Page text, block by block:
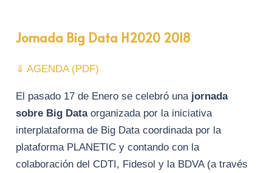
Jornada Big Data H2020 2018
⇓ AGENDA (PDF)
El pasado 17 de Enero se celebró una jornada
sobre Big Dataorganizada por la iniciativa
interplataforma de Big Data coordinada por la
plataforma PLANETIC y contando con la
colaboración del CDTI, Fidesol y la BDVA (a través